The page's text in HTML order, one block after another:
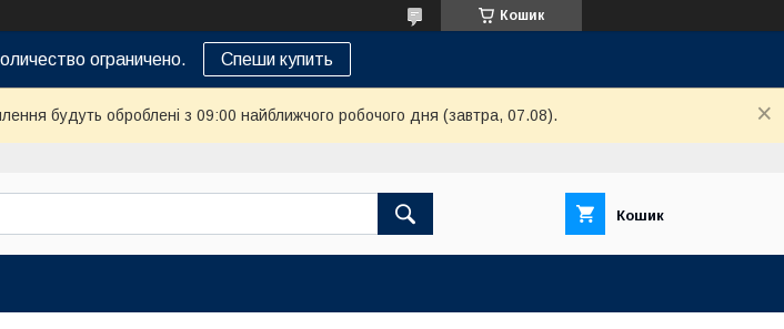
Кошик
ограничено. Спеши купить
будуть оброблені з 09:00 найближчого робочого дня (завтра, 07.08).
Кошик